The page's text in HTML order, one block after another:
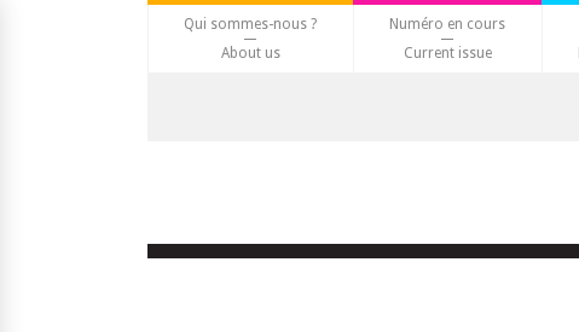
Qui sommes-nous ?
About us
Numéro en cours
Current issue